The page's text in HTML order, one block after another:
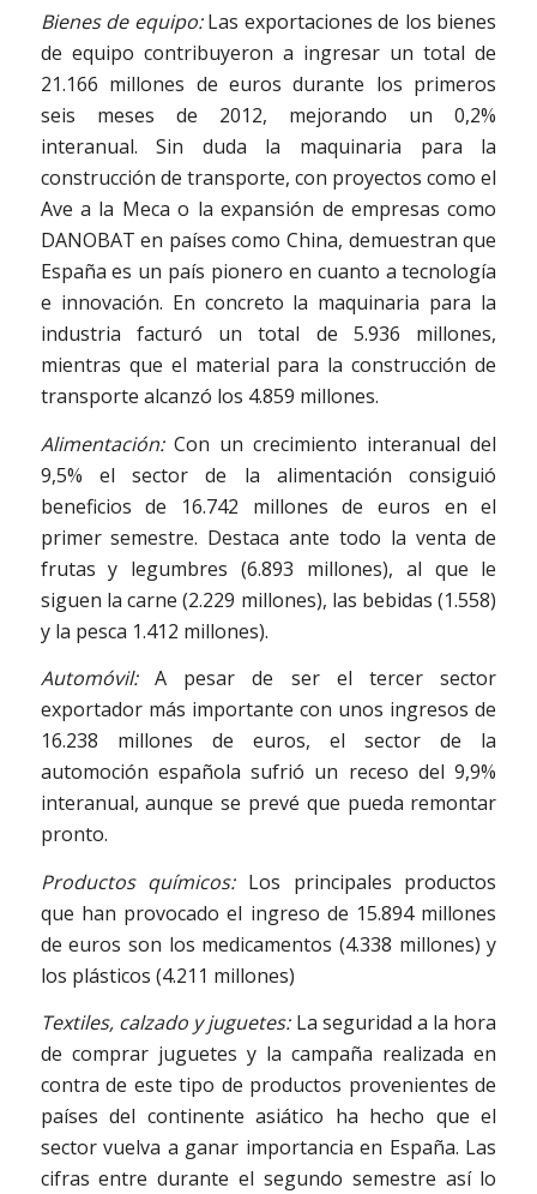
Bienes de equipo:Las exportaciones de los bienes
de equipo contribuyeron a ingresar un total de
21.166 millones de euros durante los primeros
seis meses de 2012, mejorando un 0,2%
interanual. Sin duda la maquinaria para la
construcción de transporte, con proyectos como el
Ave a la Meca o la expansión de empresas como
DANOBAT en países como China, demuestran que
España es un país pionero en cuanto a tecnología
e innovación. En concreto la maquinaria para la
industria facturó un total de 5.936 millones,
mientras que el material para la construcción de
transporte alcanzó los 4.859 millones.
Alimentación: Con un crecimiento interanual del
9,5% el sector de la alimentación consiguió
beneficios de 16.742 millones de euros en el
primer semestre. Destaca ante todo la venta de
frutas y legumbres (6.893 millones), al que le
siguen la carne (2.229 millones), las bebidas (1.558)
y la pesca 1.412 millones).
Automóvil:A pesar de ser el tercer sector
exportador más importante con unos ingresos de
16.238 millones de euros, el sector de la
automoción española sufrió un receso del 9,9%
interanual, aunque se prevé que pueda remontar
pronto.
Productos químicos: Los principales productos
que han provocado el ingreso de 15.894 millones
de euros son los medicamentos (4.338 millones) y
los plásticos (4.211 millones)
Textiles, calzado y juguetes: La seguridad a la hora
de comprar juguetes y la campaña realizada en
contra de este tipo de productos provenientes de
países del continente asiático ha hecho que el
sector vuelva a ganar importancia en España. Las
cifras entre durante el segundo semestre así lo